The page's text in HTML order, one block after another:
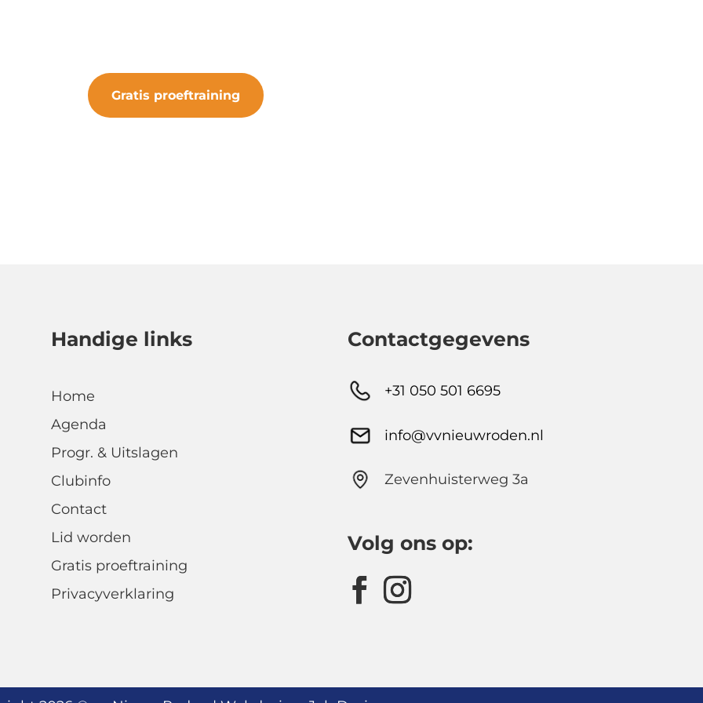
Gratis proeftraining
Handige links
Home
Agenda
Progr. & Uitslagen
Clubinfo
Contact
Lid worden
Gratis proeftraining
Privacyverklaring
Contactgegevens
+31 050 501 6695
info@vvnieuwroden.nl
Zevenhuisterweg 3a
Volg ons op: